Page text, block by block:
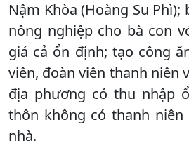
Nậm Khòa (Hoàng Su
nông nghiệp cho bà con
giá cả ổn định; tạo công
viên, đoàn viên thanh niên
địa phương có thu nhập
thôn không có thanh
nhà.